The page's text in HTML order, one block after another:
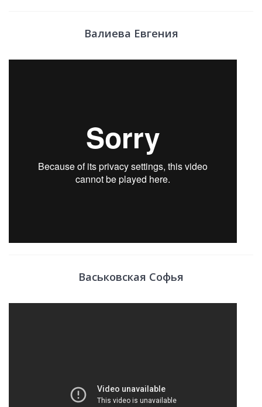
Валиева Евгения
Васьковская Софья